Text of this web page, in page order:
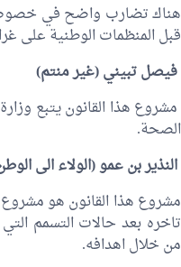
هناك تضارب واضح في خصوص
قبل المنظمات الوطنية على
فيصل تبيني(غير منتم)
مشروع هذا القانون يتبع
الصحة.
النذير بن عمو(الولاء الى
مشروع هذا القانون هو
تاخره بعد حالات التسمم
من خلال اهدافه.